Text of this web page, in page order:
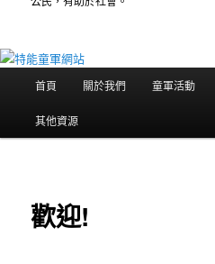
單
首頁 關於我們 童軍活動
其他資源
歡迎!